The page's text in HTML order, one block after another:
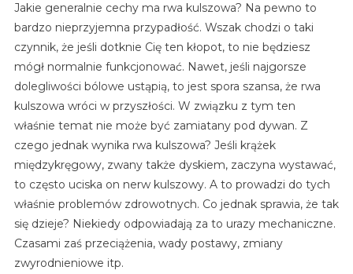
Jakie generalnie cechy ma rwa kulszowa? Na pewno to
bardzo nieprzyjemna przypadłość. Wszak chodzi o taki
czynnik, że jeśli dotknie Cię ten kłopot, to nie będziesz
mógł normalnie funkcjonować. Nawet, jeśli najgorsze
dolegliwości bólowe ustąpią, to jest spora szansa, że rwa
kulszowa wróci w przyszłości. W związku z tym ten
właśnie temat nie może być zamiatany pod dywan. Z
czego jednak wynika rwa kulszowa? Jeśli krążek
międzykręgowy, zwany także dyskiem, zaczyna wystawać,
to często uciska on nerw kulszowy. A to prowadzi do tych
właśnie problemów zdrowotnych. Co jednak sprawia, że tak
się dzieje? Niekiedy odpowiadają za to urazy mechaniczne.
Czasami zaś przeciążenia, wady postawy, zmiany
zwyrodnieniowe itp.